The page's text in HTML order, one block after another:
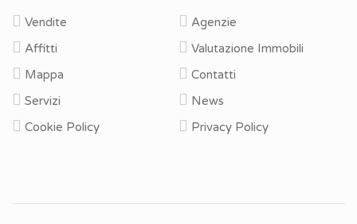
Vendite
Affitti
Mappa
Servizi
Cookie Policy
Agenzie
Valutazione Immobili
Contatti
News
Privacy Policy